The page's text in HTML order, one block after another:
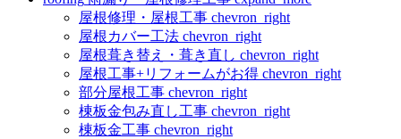
屋根修理・屋根工事 chevron_right
屋根カバー工法 chevron_right
屋根葺き替え・葺き直し chevron_right
屋根工事+リフォームがお得 chevron_right
部分屋根工事 chevron_right
棟板金包み直し工事 chevron_right
棟板金工事 chevron_right